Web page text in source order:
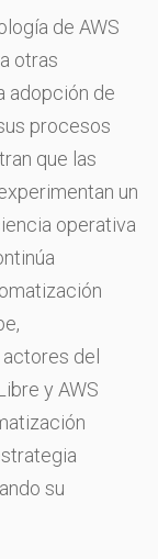
de AWS
otras
adopción de
procesos
que las
un
operativa
del
y AWS
su